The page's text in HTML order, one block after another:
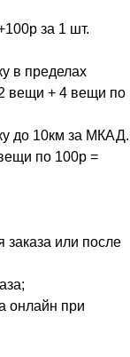
за 1 шт.
в пределах
вещи + 4 вещи по
до 10км за МКАД.
по 100р =
или после
онлайн при